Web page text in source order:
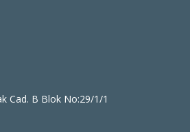
Cad. B Blok No:29/1/1